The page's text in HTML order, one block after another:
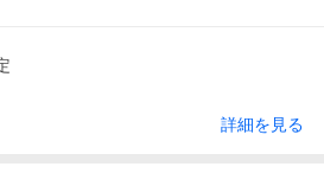
詳細を見る